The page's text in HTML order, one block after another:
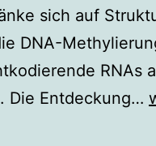
sich auf
DNA-
RNAs
Die Entdeckung…